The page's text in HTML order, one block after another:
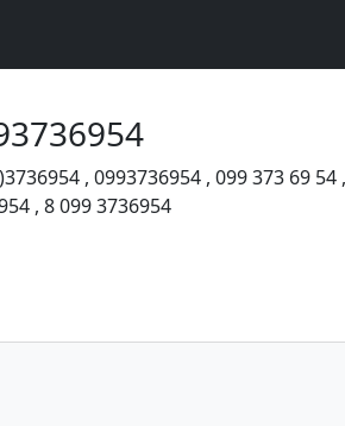
, 0993736954 , 099 373 69 54 ,
, 8 099 3736954